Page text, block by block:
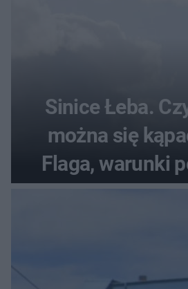
Sinice Łeba.
można się
Flaga, warunki